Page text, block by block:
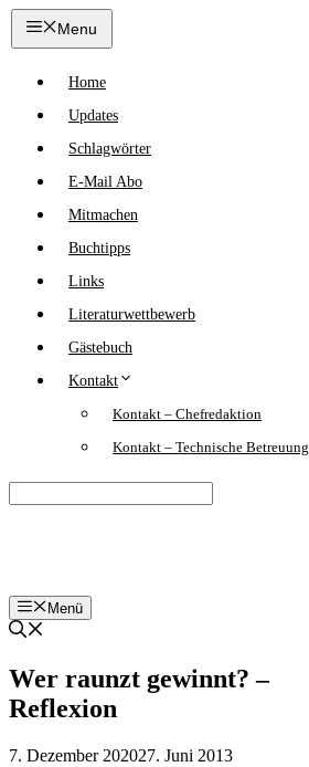
Zum
Inhalt
Menu
Home
Updates
Schlagwörter
E-Mail Abo
Mitmachen
Buchtipps
Links
Literaturwettbewerb
Gästebuch
Kontakt
Kontakt – Chefredaktion
Kontakt – Technische Betreuung
Menü
Wer raunzt gewinnt? –
Reflexion
7. Dezember 202027. Juni 2013